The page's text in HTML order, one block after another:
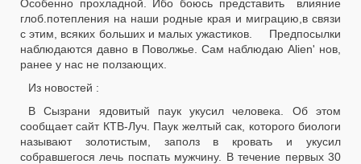
Особенно прохладной. Ибо боюсь представить влияние
глоб.потепления на наши родные края и миграцию,в связи
с этим, всяких больших и малых ужастиков. Предпосылки
наблюдаются давно в Поволжье. Сам наблюдаю Alien' нов,
ранее у нас не ползающих.
Из новостей :
В Сызрани ядовитый паук укусил человека. Об этом
сообщает сайт КТВ-Луч. Паук желтый сак, которого биологи
называют золотистым, заполз в кровать и укусил
собравшегося лечь поспать мужчину. В течение первых 30